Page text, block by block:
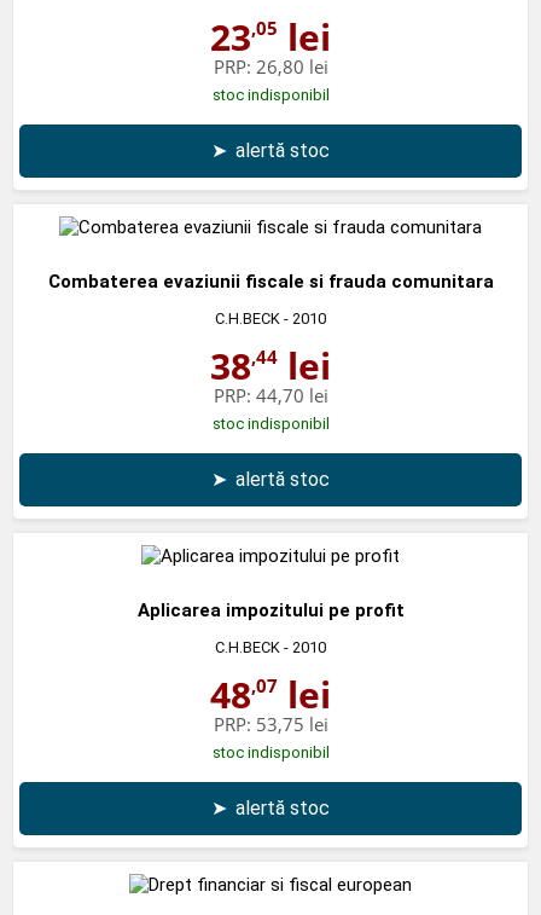
23,05 lei
PRP: 26,80 lei
stoc indisponibil
➤ alertă stoc
Combaterea evaziunii fiscale si frauda comunitara
C.H.BECK - 2010
38,44 lei
PRP: 44,70 lei
stoc indisponibil
➤ alertă stoc
Aplicarea impozitului pe profit
C.H.BECK - 2010
48,07 lei
PRP: 53,75 lei
stoc indisponibil
➤ alertă stoc